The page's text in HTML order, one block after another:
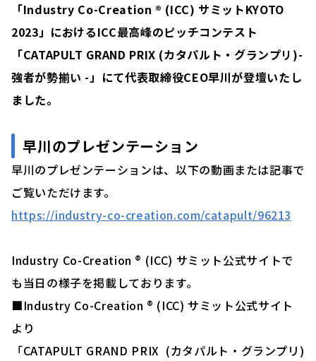
「Industry Co-Creation ® (ICC) サミットKYOTO
2023」におけるICC最高峰のピッチコンテスト
「CATAPULT GRAND PRIX (カタパルト・グランプリ)-
強者が勢揃い -」にて代表取締役CEO早川が登壇いたし
ました。
早川のプレゼンテーション
早川のプレゼンテーションは、以下の動画または記事で
ご覧いただけます。
https://industry-co-creation.com/catapult/96213
Industry Co-Creation ® (ICC) サミット公式サイトで
も当日の様子を掲載しております。
■Industry Co-Creation ® (ICC) サミット公式サイト
より
「CATAPULT GRAND PRIX (カタパルト・グランプリ)